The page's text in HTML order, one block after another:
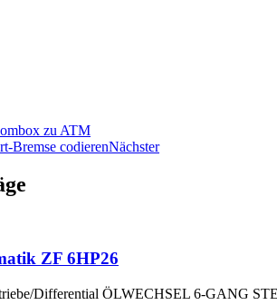
zu ATM
Bremse codierenNächster
ZF 6HP26
Differential ÖLWECHSEL 6-GANG